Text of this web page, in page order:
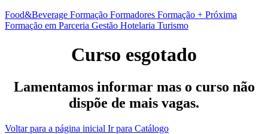
Food&Beverage Formação Formadores Formação + Próxima
Formação em Parceria Gestão Hotelaria Turismo
Curso esgotado
Lamentamos informar mas o curso não
dispõe de mais vagas.
Voltar para a página inicial Ir para Catálogo